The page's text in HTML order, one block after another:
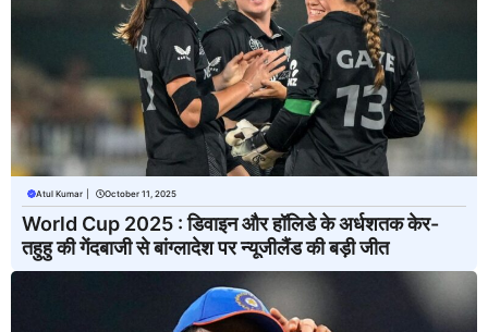
Atul Kumar October 11, 2025
World Cup 2025 : डिवाइन और हॉलिडे के अर्धशतक केर-
तहुहु की गेंदबाजी से बांग्लादेश पर न्यूजीलैंड की बड़ी जीत